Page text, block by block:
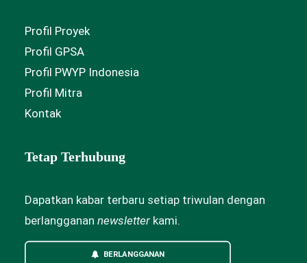
Profil Proyek
Profil GPSA
Profil PWYP Indonesia
Profil Mitra
Kontak
Tetap Terhubung
Dapatkan kabar terbaru setiap triwulan dengan
berlangganan newsletter kami.
BERLANGGANAN